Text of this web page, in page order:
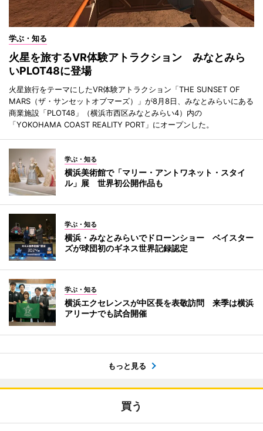
学ぶ・知る
火星を旅するVR体験アトラクション みなとみら
いPLOT48に登場
火星旅行をテーマにしたVR体験アトラクション「THE SUNSET OF
MARS（ザ・サンセットオブマーズ）」が8月8日、みなとみらいにある
商業施設「PLOT48」（横浜市西区みなとみらい4）内の
「YOKOHAMA COAST REALITY PORT」にオープンした。
学ぶ・知る
横浜美術館で「マリー・アントワネット・スタイ
ル」展 世界初公開作品も
学ぶ・知る
横浜・みなとみらいでドローンショー ベイスター
ズが球団初のギネス世界記録認定
学ぶ・知る
横浜エクセレンスが中区長を表敬訪問 来季は横浜
アリーナでも試合開催
もっと見る
買う